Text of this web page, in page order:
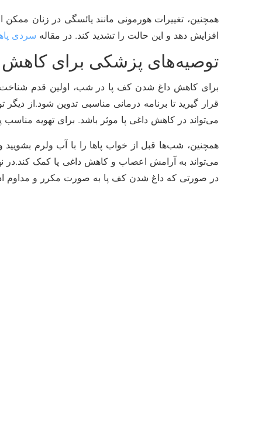
همچنین، تغییرات هورمونی مانند یائسگی در زنان
افزایش دهد و این حالت را تشدید کند. در مقاله سردی
توصیه‌های پزشکی برای
برای کاهش داغ شدن کف پا در شب، اولین قدم
قرار گیرید تا برنامه درمانی مناسبی تدوین شود.از
می‌تواند در کاهش داغی پا موثر باشد. برای تهویه
همچنین، شب‌ها قبل از خواب پاها را با آب ولرم
می‌تواند به آرامش اعصاب و کاهش داغی پا کمک
در صورتی که داغ شدن کف پا به صورت مکرر و مداوم